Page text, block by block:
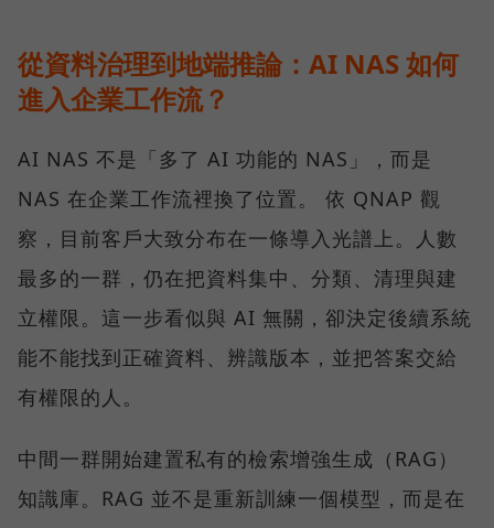
從資料治理到地端推論：AI NAS 如何
進入企業工作流？
AI NAS 不是「多了 AI 功能的 NAS」，而是
NAS 在企業工作流裡換了位置。 依 QNAP 觀
察，目前客戶大致分布在一條導入光譜上。人數
最多的一群，仍在把資料集中、分類、清理與建
立權限。這一步看似與 AI 無關，卻決定後續系統
能不能找到正確資料、辨識版本，並把答案交給
有權限的人。
中間一群開始建置私有的檢索增強生成（RAG）
知識庫。RAG 並不是重新訓練一個模型，而是在